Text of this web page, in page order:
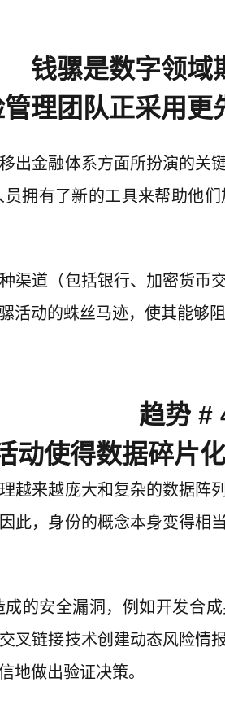
钱骡是数字领域
理团队正采用更
出金融体系方面所扮演的
拥有了新的工具来帮助他
渠道（包括银行、加密货币
活动的蛛丝马迹，使其能够
趋势 #
动使得数据碎片
越来越庞大和复杂的数据阵
此，身份的概念本身变得相
的安全漏洞，例如开发合
叉链接技术创建动态风险情
地做出验证决策。